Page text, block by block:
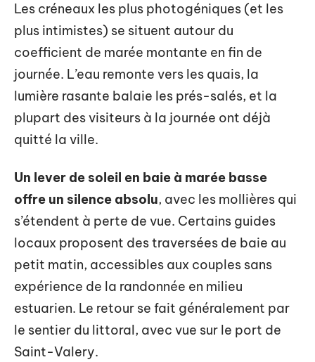
Les créneaux les plus photogéniques (et les
plus intimistes) se situent autour du
coefficient de marée montante en fin de
journée. L’eau remonte vers les quais, la
lumière rasante balaie les prés-salés, et la
plupart des visiteurs à la journée ont déjà
quitté la ville.
Un lever de soleil en baie à marée basse
offre un silence absolu, avec les mollières qui
s’étendent à perte de vue. Certains guides
locaux proposent des traversées de baie au
petit matin, accessibles aux couples sans
expérience de la randonnée en milieu
estuarien. Le retour se fait généralement par
le sentier du littoral, avec vue sur le port de
Saint-Valery.